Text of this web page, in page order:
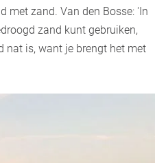
met zand. Van den Bosse: 'In
zand kunt gebruiken,
nat is, want je brengt het met